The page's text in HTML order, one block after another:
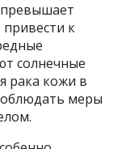
превышает
к
солнечные
рака кожи в
меры